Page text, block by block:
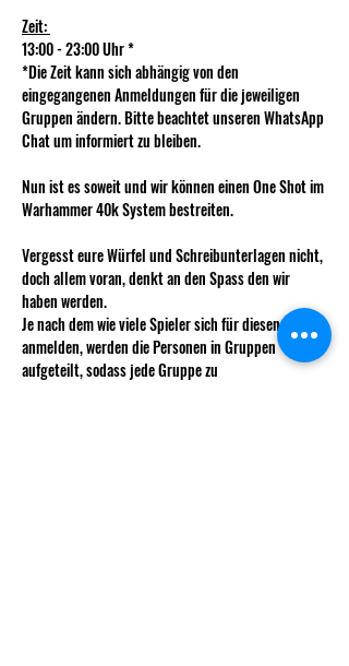
Zeit:
13:00 - 23:00 Uhr *
*Die Zeit kann sich abhängig von den
eingegangenen Anmeldungen für die jeweiligen
Gruppen ändern. Bitte beachtet unseren WhatsApp
Chat um informiert zu bleiben.
Nun ist es soweit und wir können einen One Shot im
Warhammer 40k System bestreiten.
Vergesst eure Würfel und Schreibunterlagen nicht,
doch allem voran, denkt an den Spass den wir
haben werden.
Je nach dem wie viele Spieler sich für diesen Event
anmelden, werden die Personen in Gruppen
aufgeteilt, sodass jede Gruppe zu